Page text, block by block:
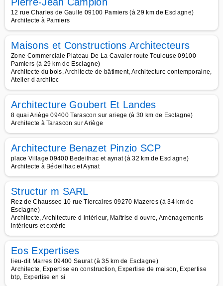
12 rue Charles de Gaulle 09100 Pamiers (à 29 km de Esclagne)
Architecte à Pamiers
Maisons et Constructions Architecteurs
Zone Commerciale Plateau De La Cavaler route Toulouse 09100
Pamiers (à 29 km de Esclagne)
Architecte du bois, Architecte de bâtiment, Architecture contemporaine,
Atelier d architec
Architecture Goubert Et Landes
8 quai Ariège 09400 Tarascon sur ariege (à 30 km de Esclagne)
Architecte à Tarascon sur Ariège
Architecture Benazet Pinzio SCP
place Village 09400 Bedeilhac et aynat (à 32 km de Esclagne)
Architecte à Bédeilhac et Aynat
Structur m SARL
Rez de Chaussee 10 rue Tiercaires 09270 Mazeres (à 34 km de
Esclagne)
Architecte, Architecture d intérieur, Maîtrise d ouvre, Aménagements
intérieurs et extérie
Eos Expertises
lieu-dit Marres 09400 Saurat (à 35 km de Esclagne)
Architecte, Expertise en construction, Expertise de maison, Expertise
btp, Expertise en si